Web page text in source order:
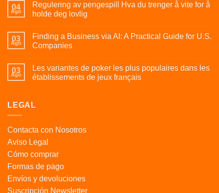
04
Ago
Regulering av pengespill Hva du trenger å vite for å
holde deg lovlig
03
Ago
Finding a Business via AI: A Practical Guide for U.S.
Companies
03
Ago
Les variantes de poker les plus populaires dans les
établissements de jeux français
LEGAL
Contacta con Nosotros
Aviso Legal
Cómo comprar
Formas de pago
Envíos y devoluciones
Suscripción Newsletter